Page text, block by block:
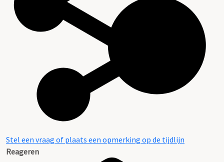
Stel een vraag of plaats een opmerking op de tijdlijn
Reageren